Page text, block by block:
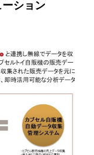
ション